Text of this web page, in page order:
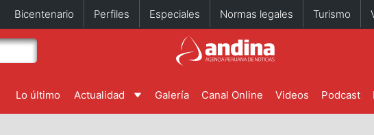
Bicentenario Perfiles Especiales Normas legales Turismo
Lo último Actualidad Galería Canal Online Videos Podcast